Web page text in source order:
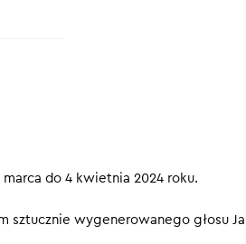
plan na wspieranie Ukrainy
do 4 kwietnia 2024 roku.
sztucznie wygenerowanego głosu